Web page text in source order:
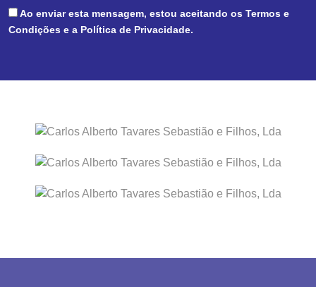
Ao enviar esta mensagem, estou aceitando os Termos e
Condições e a Política de Privacidade.